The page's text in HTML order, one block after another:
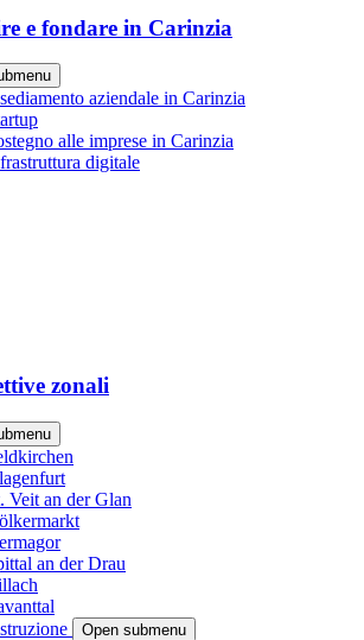
e fondare in Carinzia
aziendale in Carinzia
alle imprese in Carinzia
digitale
zonali
Veit an der Glan
an der Drau
Open submenu